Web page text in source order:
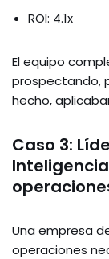
ROI: 4.1x
El equipo
prospectando,
hecho,
Caso 3:
Una empresa
operaciones